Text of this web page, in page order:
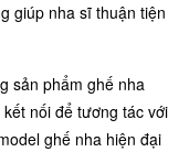
giúp nha sĩ thuận tiện
sản phẩm ghế nha
nối để tương tác với
ghế nha hiện đại